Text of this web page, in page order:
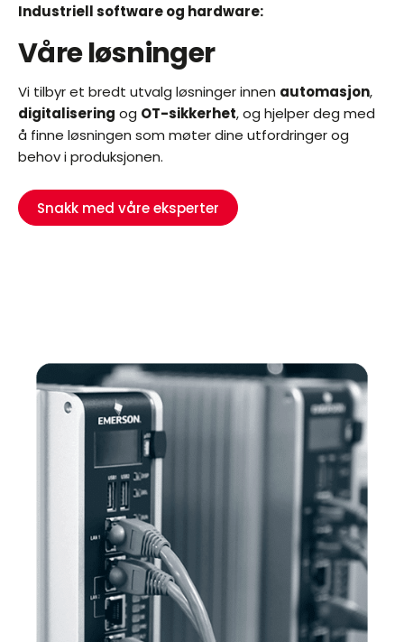
Industriell software og hardware:
Våre løsninger
Vi tilbyr et bredt utvalg løsninger innen automasjon,
digitalisering og OT-sikkerhet, og hjelper deg med
å finne løsningen som møter dine utfordringer og
behov i produksjonen.
Snakk med våre eksperter